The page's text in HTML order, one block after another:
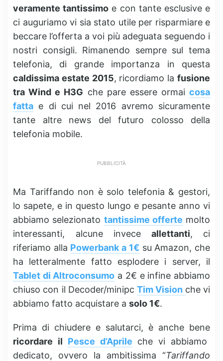
veramente tantissimo e con tante esclusive e
ci auguriamo vi sia stato utile per risparmiare e
beccare l’offerta a voi più adeguata seguendo i
nostri consigli. Rimanendo sempre sul tema
telefonia, di grande importanza in questa
caldissima estate 2015, ricordiamo lafusione
tra Wind e H3G che pare essere ormai cosa
fatta e di cui nel 2016 avremo sicuramente
tante altre news del futuro colosso della
telefonia mobile.
PUBBLICITÀ
Ma Tariffando non è solo telefonia & gestori,
lo sapete, e in questo lungo e pesante anno vi
abbiamo selezionato tantissime offerte molto
interessanti, alcune invece allettanti, ci
riferiamo alla Powerbank a 1€ su Amazon, che
ha letteralmente fatto esplodere i server, il
Tablet di Altroconsumo a 2€ e infine abbiamo
chiuso con il Decoder/minipcTim Vision che vi
abbiamo fatto acquistare a solo 1€.
Prima di chiudere e salutarci, è anche bene
ricordare il Pesce d’Aprile che vi abbiamo
dedicato, ovvero la ambitissima “Tariffando